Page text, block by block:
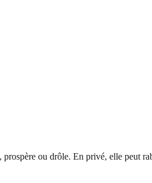
ou drôle. En privé, elle peut